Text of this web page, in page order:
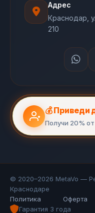
Адрес
Краснодар,
210
💰 Приведи
Получи 20%
© 2020–2026 MetaVo —
Краснодаре
Политика
Оферта
Гарантия 3 года